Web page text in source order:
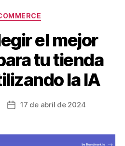
el mejor
tu tienda
la IA
17 de abril de 2024